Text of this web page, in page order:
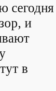
сегодня
и
в